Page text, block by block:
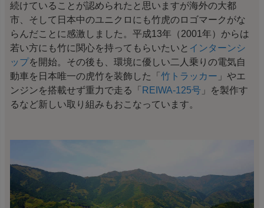
続けていることが認められたと思いますが海外の大都
市、そして日本中のユニクロにも竹虎のロゴマークがな
らんだことに感激しました。平成13年（2001年）からは
若い方にも竹に関心を持ってもらいたいと インターンシ
ップを開始。その後も、環境に優しい二人乗りの電気自
動車を日本唯一の虎竹を装飾した「竹トラッカー 」やエ
ンジンを搭載せず重力で走る「 REIWA-125号 」を製作す
るなど新しい取り組みもおこなっています。